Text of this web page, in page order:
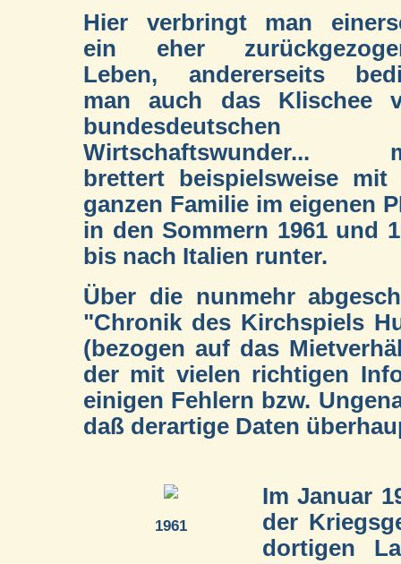
Hier verbringt man
ein eher
Leben, andererseits
man auch das Klischee
bundesdeutschen
Wirtschaftswunder...
brettert beispielsweise mit
ganzen Familie im eigenen
in den Sommern 1961 und
bis nach Italien runter.
Über die nunmehr
"Chronik des Kirchspiels
(bezogen auf das
der mit vielen richtigen
einigen Fehlern bzw.
daß derartige Daten
1961
Im Januar
der
dortigen